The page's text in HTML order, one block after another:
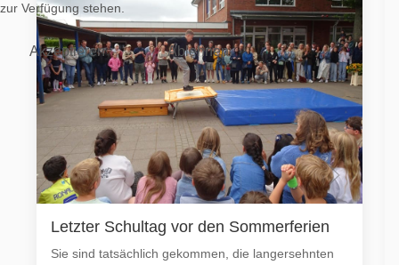
Letzter Schultag vor den Sommerferien
Sie sind tatsächlich gekommen, die langersehnten
zur Verfügung stehen.
Akzeptieren Ablehnen